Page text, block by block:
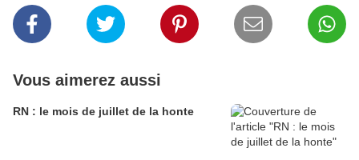
Vous aimerez aussi
RN : le mois de juillet de la honte